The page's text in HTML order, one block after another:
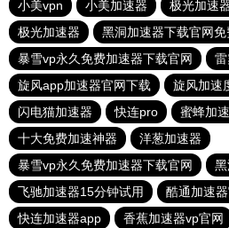
小美vpn
小美加速器 极光加速
极光加速器
黑洞加速器下载官网免
暴雪vp永久免费加速器下载官网
旋风app加速器官网下载
旋风加速
闪电猫加速器
快连pro 蜜蜂加
十大免费加速神器
洋葱加速器
暴雪vp永久免费加速器下载官网
飞驰加速器15分钟试用
酷通加速
快连加速器app
香蕉加速器vp官网